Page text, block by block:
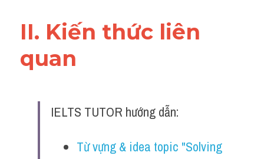
Đề thi IELTS thật
Listening
II. Kiến thức liên
quan
IELTS TUTOR hướng dẫn:
Từ vựng & idea topic "Solving